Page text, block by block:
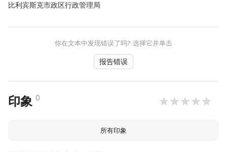
比利宾斯克市政区行政管理局
你在文本中发现错误了吗? 选择它并单击
报告错误
印象 0
所有印象